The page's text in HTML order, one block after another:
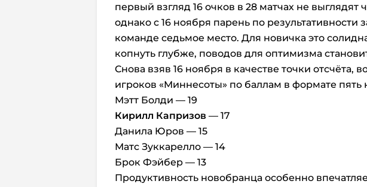
первый взгляд 16 очков в 28 матчах не
однако с 16 ноября парень по результативности
команде седьмое место. Для новичка это
копнуть глубже, поводов для оптимизма
Снова взяв 16 ноября в качестве точки отсчёта,
игроков «Миннесоты» по баллам в формате пять
Мэтт Болди — 19
Кирилл Капризов — 17
Данила Юров — 15
Матс Зуккарелло — 14
Брок Фэйбер — 13
Продуктивность новобранца особенно